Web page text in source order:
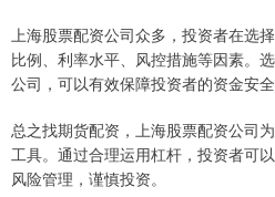
上海股票配资公司众多，投资者在选
比例、利率水平、风控措施等因素。
公司，可以有效保障投资者的资金安全
总之找期货配资，上海股票配资公司
工具。通过合理运用杠杆，投资者可
风险管理，谨慎投资。